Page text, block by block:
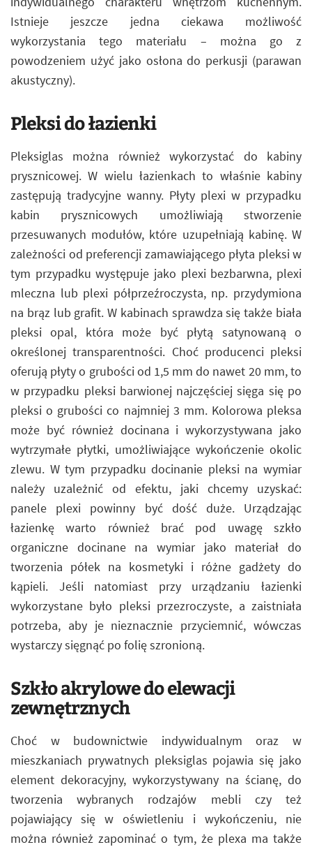
Istnieje jeszcze jedna ciekawa możliwość
wykorzystania tego materiału – można go z
powodzeniem użyć jako osłona do perkusji (parawan
akustyczny).
Pleksi do łazienki
Pleksiglas można również wykorzystać do kabiny
prysznicowej. W wielu łazienkach to właśnie kabiny
zastępują tradycyjne wanny. Płyty plexi w przypadku
kabin prysznicowych umożliwiają stworzenie
przesuwanych modułów, które uzupełniają kabinę. W
zależności od preferencji zamawiającego płyta pleksi w
tym przypadku występuje jako plexi bezbarwna, plexi
mleczna lub plexi półprzeźroczysta, np. przydymiona
na brąz lub grafit. W kabinach sprawdza się także biała
pleksi opal, która może być płytą satynowaną o
określonej transparentności. Choć producenci pleksi
oferują płyty o grubości od 1,5 mm do nawet 20 mm, to
w przypadku pleksi barwionej najczęściej sięga się po
pleksi o grubości co najmniej 3 mm. Kolorowa pleksa
może być również docinana i wykorzystywana jako
wytrzymałe płytki, umożliwiające wykończenie okolic
zlewu. W tym przypadku docinanie pleksi na wymiar
należy uzależnić od efektu, jaki chcemy uzyskać:
panele plexi powinny być dość duże. Urządzając
łazienkę warto również brać pod uwagę szkło
organiczne docinane na wymiar jako materiał do
tworzenia półek na kosmetyki i różne gadżety do
kąpieli. Jeśli natomiast przy urządzaniu łazienki
wykorzystane było pleksi przezroczyste, a zaistniała
potrzeba, aby je nieznacznie przyciemnić, wówczas
wystarczy sięgnąć po folię szronioną.
Szkło akrylowe do elewacji
zewnętrznych
Choć w budownictwie indywidualnym oraz w
mieszkaniach prywatnych pleksiglas pojawia się jako
element dekoracyjny, wykorzystywany na ścianę, do
tworzenia wybranych rodzajów mebli czy też
pojawiający się w oświetleniu i wykończeniu, nie
można również zapominać o tym, że plexa ma także